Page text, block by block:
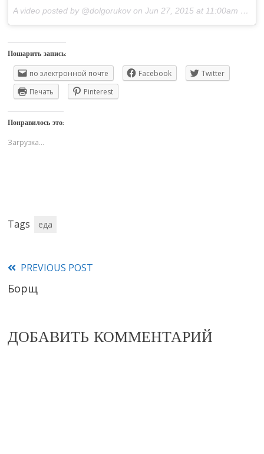
A video posted by @dolgorukov onJun 27, 2015 at 11:00am PDT
Пошарить запись:
по электронной почте Facebook
Twitter
Печать
Pinterest
Понравилось это:
Загрузка...
Tags еда
Read
more
PREVIOUS POST
Борщ
ДОБАВИТЬ КОММЕНТАРИЙ